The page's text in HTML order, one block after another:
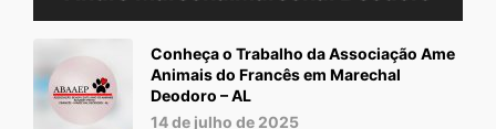
Conheça o Trabalho da Associação Ame
Animais do Francês em Marechal
Deodoro – AL
14 de julho de 2025